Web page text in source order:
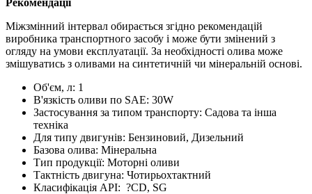
Міжзмінний інтервал обирається згідно рекомендацій
виробника транспортного засобу і може бути змінений з
огляду на умови експлуатації. За необхідності олива може
змішуватись з оливами на синтетичній чи мінеральній основі.
Об'єм, л: 1
В'язкість оливи по SAE: 30W
Застосування за типом транспорту: Садова та інша
техніка
Для типу двигунів: Бензиновий, Дизельний
Базова олива: Мінеральна
Тип продукції: Моторні оливи
Тактність двигуна: Чотирьохтактний
Класифікація API: ?CD, SG